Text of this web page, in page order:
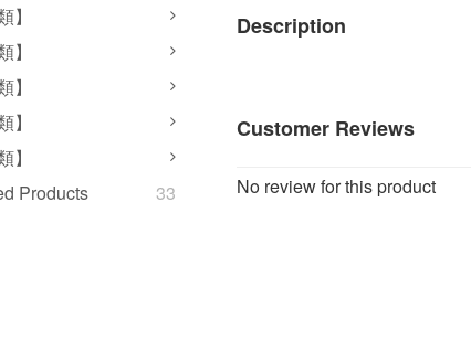
】
】
】
】
】
Products
33
Description
Customer Reviews
No review for this product